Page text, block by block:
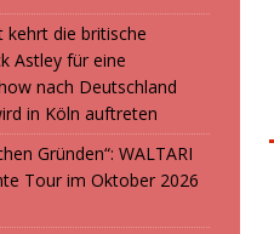
kehrt die britische
Astley für eine
nach Deutschland
in Köln auftreten
Gründen“: WALTARI
Tour im Oktober 2026